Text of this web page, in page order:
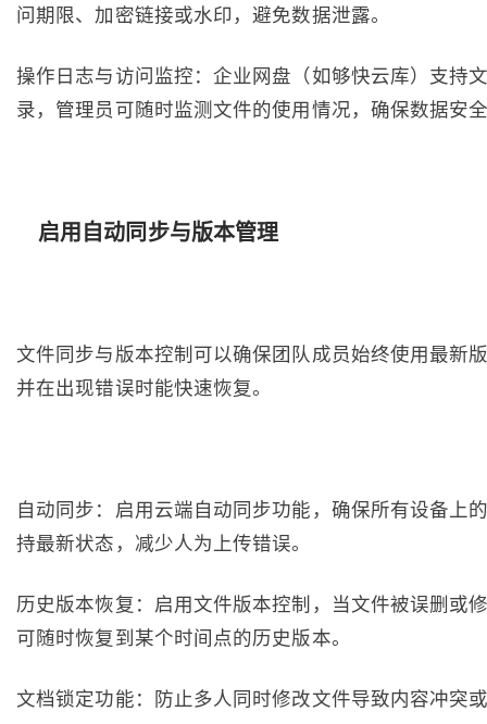
问期限、加密链接或水印，避免数据泄露。
操作日志与访问监控：企业网盘（如够快云库）支持
录，管理员可随时监测文件的使用情况，确保数据安
启用自动同步与版本管理
文件同步与版本控制可以确保团队成员始终使用最新
并在出现错误时能快速恢复。
自动同步：启用云端自动同步功能，确保所有设备上
持最新状态，减少人为上传错误。
历史版本恢复：启用文件版本控制，当文件被误删或
可随时恢复到某个时间点的历史版本。
文档锁定功能：防止多人同时修改文件导致内容冲突